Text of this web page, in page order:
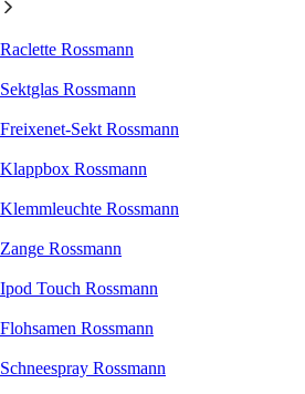
Raclette Rossmann
Sektglas Rossmann
Freixenet-Sekt Rossmann
Klappbox Rossmann
Klemmleuchte Rossmann
Zange Rossmann
Ipod Touch Rossmann
Flohsamen Rossmann
Schneespray Rossmann